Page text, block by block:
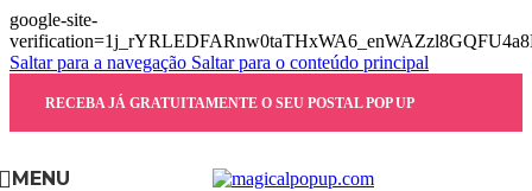
google-site-
Saltar para a navegação Saltar para o conteúdo principal
RECEBA JÁ GRATUITAMENTE O SEU POSTAL POP UP
MENU